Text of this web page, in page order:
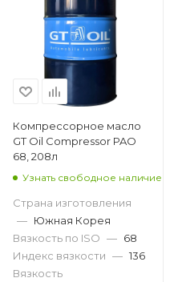
Компрессорное масло
GT Oil Compressor PAO
68, 208л
Узнать свободное наличие
Страна изготовления
— Южная Корея
Вязкость по ISO — 68
Индекс вязкости — 136
Вязкость